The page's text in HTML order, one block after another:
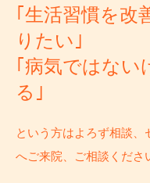
｢生活習慣を改
りたい｣
｢病気ではない
る｣
という方はよろず相談
へご来院、ご相談くださ